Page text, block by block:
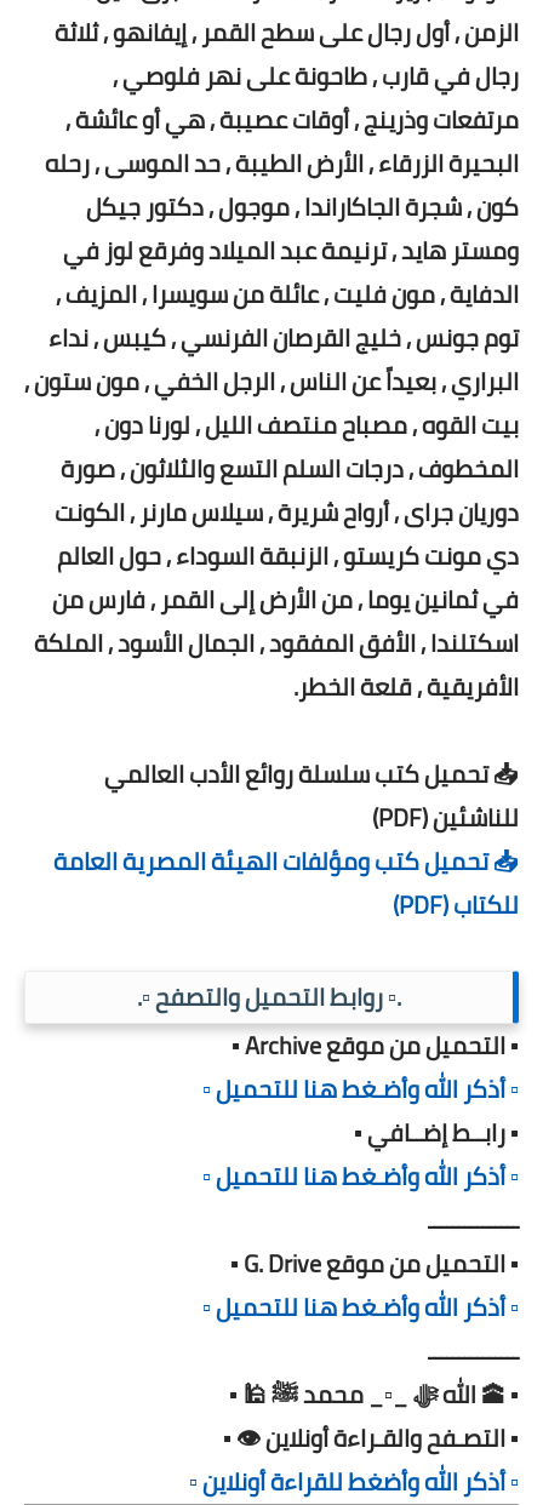
الزمن , أول رجال على سطح القمر , إيفانهو , ثلاثة
رجال في قارب , طاحونة على نهر فلوصي ,
مرتفعات وذرينج , أوقات عصيبة , هي أو عائشة ,
البحيرة الزرقاء , الأرض الطيبة , حد الموسى , رحله
كون , شجرة الجاكاراندا , موجول , دكتور جيكل
ومستر هايد , ترنيمة عبد الميلاد وفرقع لوز في
الدفاية , مون فليت , عائلة من سويسرا , المزيف ,
توم جونس , خليج القرصان الفرنسي , كيبس , نداء
البراري , بعيداً عن الناس , الرجل الخفي , مون ستون ,
بيت القوه , مصباح منتصف الليل , لورنا دون ,
المخطوف , درجات السلم التسع والثلاثون , صورة
دوريان جراى , أرواح شريرة , سيلاس مارنر , الكونت
دي مونت كريستو , الزنبقة السوداء , حول العالم
في ثمانين يوما , من الأرض إلى القمر , فارس من
اسكتلندا , الأفق المفقود , الجمال الأسود , الملكة
الأفريقية , قلعة الخطر.
📥 تحميل كتب سلسلة روائع الأدب العالمي
للناشئين (PDF)
📥 تحميل كتب ومؤلفات الهيئة المصرية العامة
للكتاب (PDF)
.▫️ روابط التحميل والتصفح ▫️.
▪️ التحميل من موقع Archive ▪️
▫️ أذكر الله وأضـغط هنا للتحميل ▫️
▪️ رابــط إضــافي ▪️
▫️ أذكر الله وأضـغط هنا للتحميل ▫️
ـــــــــــــــ
▪️ التحميل من موقع G. Drive ▪️
▫️ أذكر الله وأضـغط هنا للتحميل ▫️
ـــــــــــــــ
▪️ 🕋 الله ﷻ _▫️_ محمد ﷺ 🕌 ▪️
▪️ التصـفح والقـراءة أونلاين 👁️ ▪️
▫️ أذكر الله وأضغط للقراءة أونلاين ▫️